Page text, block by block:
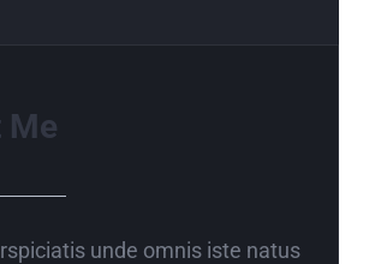
Me
unde omnis iste natus